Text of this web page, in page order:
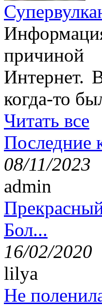
причиной
Интернет.
когда-то
Читать все
Последние
08/11/2023
admin
Бол...
16/02/2020
lilya
Не